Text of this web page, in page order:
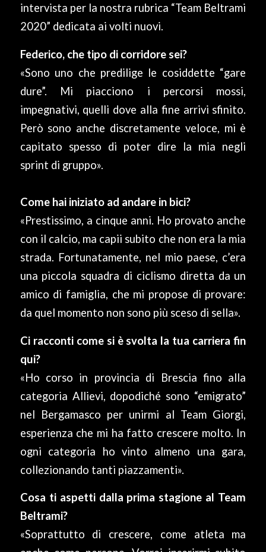
intervista per la nostra rubrica “Team Beltrami
2020” dedicata ai volti nuovi.
Federico, che tipo di corridore sei?
«Sono uno che predilige le cosiddette “gare
dure”. Mi piacciono i percorsi mossi,
impegnativi, quelli dove alla fine arrivi sfinito.
Però sono anche discretamente veloce, mi è
capitato spesso di poter dire la mia negli
sprint di gruppo».
Come hai iniziato ad andare in bici?
«Prestissimo, a cinque anni. Ho provato anche
con il calcio, ma capii subito che non era la mia
strada. Fortunatamente, nel mio paese, c’era
una piccola squadra di ciclismo diretta da un
amico di famiglia, che mi propose di provare:
da quel momento non sono più sceso di sella».
Ci racconti come si è svolta la tua carriera fin
qui?
«Ho corso in provincia di Brescia fino alla
categoria Allievi, dopodiché sono “emigrato”
nel Bergamasco per unirmi al Team Giorgi,
esperienza che mi ha fatto crescere molto. In
ogni categoria ho vinto almeno una gara,
collezionando tanti piazzamenti».
Cosa ti aspetti dalla prima stagione al Team
Beltrami?
«Soprattutto di crescere, come atleta ma